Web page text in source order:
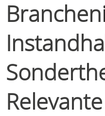
Relevante